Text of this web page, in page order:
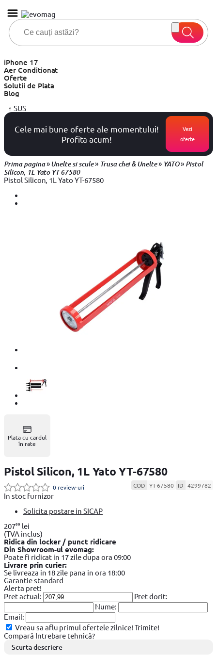
iPhone 17
Aer Conditionat
Oferte
Solutii de Plata
Blog
↑ SUS
Cele mai bune oferte ale momentului!
Profita acum!
Vezi
oferte
Prima pagina»Unelte si scule» Trusa chei & Unelte» YATO» Pistol
Silicon, 1L Yato YT-67580
Pistol Silicon, 1L Yato YT-67580
Plata cu cardul
în rate
Pistol Silicon, 1L Yato YT-67580
0 review-uri COD YT-67580 ID 4299782
In stoc furnizor
Solicita postare in SICAP
20799 lei
(TVA inclus)
Ridica din locker / punct ridicare
Din Showroom-ul evomag:
Poate fi ridicat in 17 zile dupa ora 09:00
Livrare prin curier:
Se livreaza in 18 zile pana in ora 18:00
Garantie standard
Alerta pret!
Pret actual:
Pret dorit:
Nume:
Email:
Vreau sa aflu primul ofertele zilnice! Trimite!
Compară Intrebare tehnică?
Scurta descriere